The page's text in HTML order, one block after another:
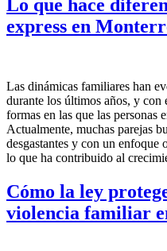
Lo que hace
express en
Las dinámicas familiares han
durante los últimos años, y con
formas en las que las personas
Actualmente, muchas parejas
desgastantes y con un enfoque
lo que ha contribuido al
Cómo la ley
violencia familiar